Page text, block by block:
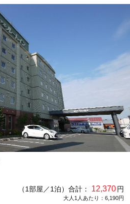
（1部屋／1泊）合計： 12,370円
大人1人あたり：6,190円